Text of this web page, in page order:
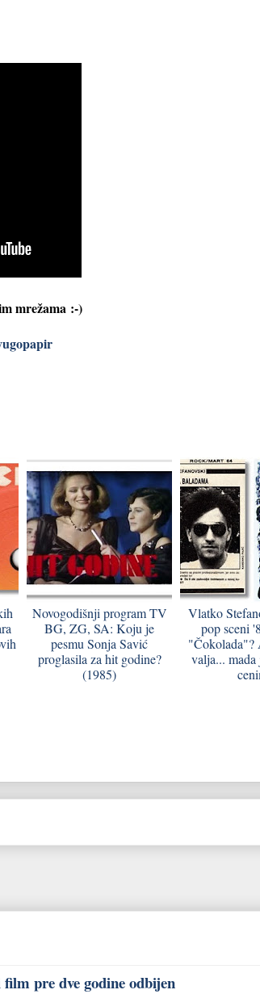
mrežama :-)
Novogodišnji program TV
BG, ZG, SA: Koju je
pesmu Sonja Savić
proglasila za hit godine?
(1985)
Vlatko
pop sceni
"Čokolada"?
valja...
pre dve godine odbijen